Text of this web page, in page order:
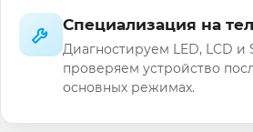
Специализация на
Диагностируем LED, LCD и
проверяем устройство
основных режимах.